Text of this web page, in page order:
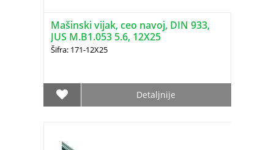
Mašinski vijak, ceo navoj, DIN 933,
JUS M.B1.053 5.6, 12X25
Šifra: 171-12X25
Detaljnije